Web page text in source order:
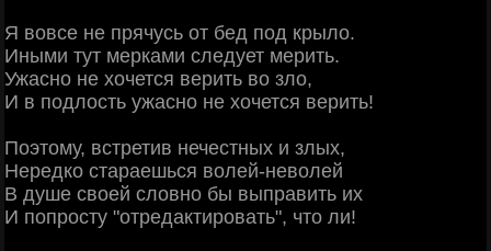
Я вовсе не прячусь от бед под крыло.
Иными тут мерками следует мерить.
Ужасно не хочется верить во зло,
И в подлость ужасно не хочется верить!
Поэтому, встретив нечестных и злых,
Нередко стараешься волей-неволей
В душе своей словно бы выправить их
И попросту "отредактировать", что ли!